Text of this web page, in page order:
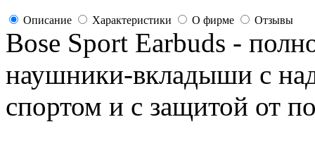
Описание Характеристики О фирме Отзывы
Bose Sport Earbuds -
наушники-вкладыши с
спортом и с защитой от